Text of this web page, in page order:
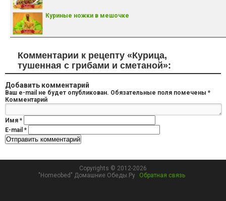
Куриные ножки в мешочке
Комментарии к рецепту «Курица,
тушенная с грибами и сметаной»:
Добавить комментарий
Ваш e-mail не будет опубликован. Обязательные поля помечены *
Комментарий
Имя *
E-mail *
Copyrights © 2012-2026
"Homeobed" Домашние Обеды.Ру
Обратная связь